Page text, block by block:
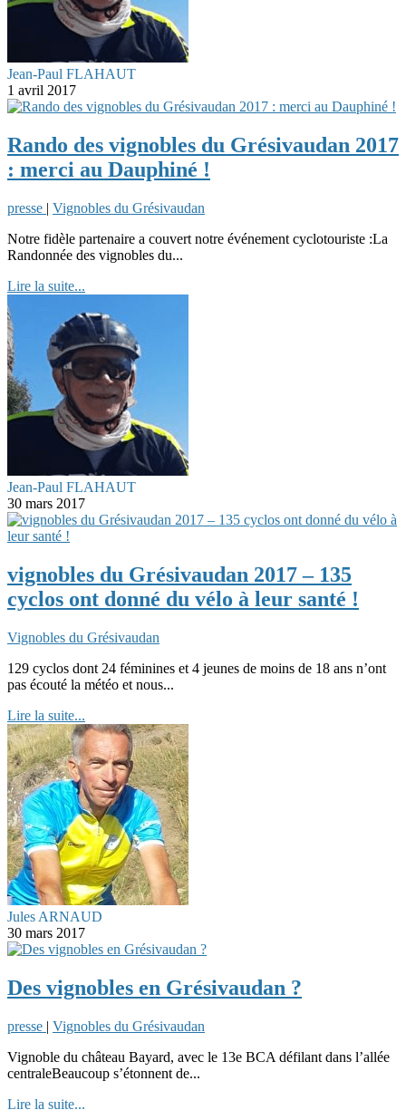
Jean-Paul FLAHAUT
1 avril 2017
Rando des vignobles du Grésivaudan 2017
: merci au Dauphiné !
presse | Vignobles du Grésivaudan
Notre fidèle partenaire a couvert notre événement cyclotouriste :La
Randonnée des vignobles du...
Lire la suite...
Jean-Paul FLAHAUT
30 mars 2017
vignobles du Grésivaudan 2017 – 135
cyclos ont donné du vélo à leur santé !
Vignobles du Grésivaudan
129 cyclos dont 24 féminines et 4 jeunes de moins de 18 ans n’ont
pas écouté la météo et nous...
Lire la suite...
Jules ARNAUD
30 mars 2017
Des vignobles en Grésivaudan ?
presse | Vignobles du Grésivaudan
Vignoble du château Bayard, avec le 13e BCA défilant dans l’allée
centraleBeaucoup s’étonnent de...
Lire la suite...